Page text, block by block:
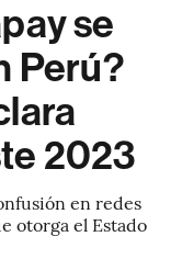
se
Perú?
2023
en redes
otorga el Estado